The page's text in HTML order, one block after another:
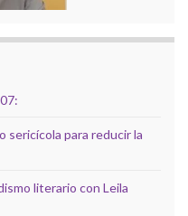
sericícola para reducir la
literario con Leila